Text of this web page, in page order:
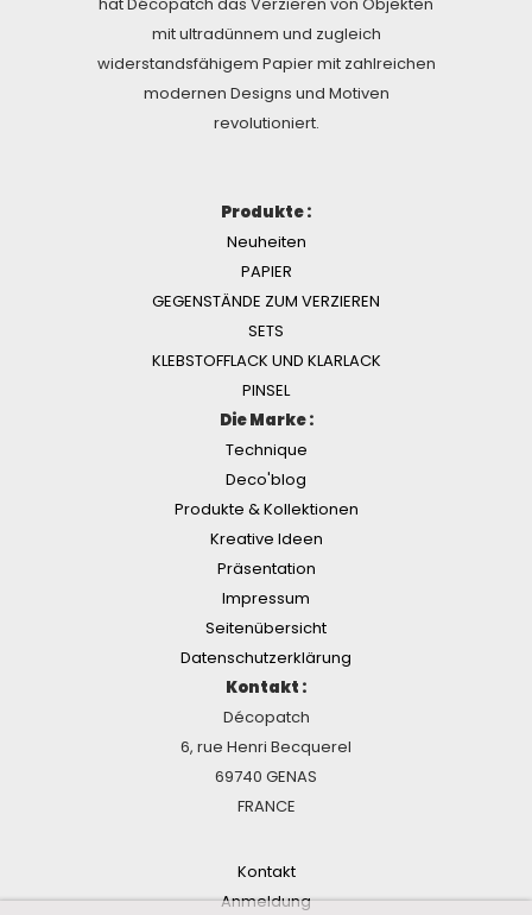
hat Décopatch das Verzieren von Objekten
mit ultradünnem und zugleich
widerstandsfähigem Papier mit zahlreichen
modernen Designs und Motiven
revolutioniert.
Produkte :
Neuheiten
PAPIER
GEGENSTÄNDE ZUM VERZIEREN
SETS
KLEBSTOFFLACK UND KLARLACK
PINSEL
Die Marke :
Technique
Deco'blog
Produkte & Kollektionen
Kreative Ideen
Präsentation
Impressum
Seitenübersicht
Datenschutzerklärung
Kontakt :
Décopatch
6, rue Henri Becquerel
69740 GENAS
FRANCE
Kontakt
Anmeldung